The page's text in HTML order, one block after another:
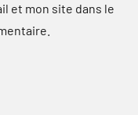
et mon site dans le